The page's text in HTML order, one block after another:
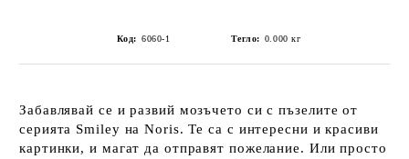
Код: 6060-1 Тегло: 0.000 кг
Забавлявай се и развий мозъчето си с пъзелите от
серията Smiley на Noris. Те са с интересни и красиви
картинки, и магат да отправят пожелание. Или просто